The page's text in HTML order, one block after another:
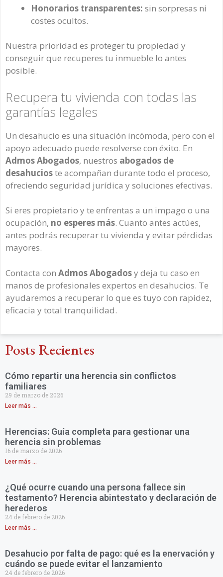
Honorarios transparentes: sin sorpresas ni
costes ocultos.
Nuestra prioridad es proteger tu propiedad y
conseguir que recuperes tu inmueble lo antes
posible.
Recupera tu vivienda con todas las
garantías legales
Un desahucio es una situación incómoda, pero con el
apoyo adecuado puede resolverse con éxito. En
Admos Abogados, nuestros abogados de
desahucioste acompañan durante todo el proceso,
ofreciendo seguridad jurídica y soluciones efectivas.
Si eres propietario y te enfrentas a un impago o una
ocupación, no esperes más. Cuanto antes actúes,
antes podrás recuperar tu vivienda y evitar pérdidas
mayores.
Contacta con Admos Abogadosy deja tu caso en
manos de profesionales expertos en desahucios. Te
ayudaremos a recuperar lo que es tuyo con rapidez,
eficacia y total tranquilidad.
Posts Recientes
Cómo repartir una herencia sin conflictos
familiares
29 de marzo de 2026
Leer más ...
Herencias: Guía completa para gestionar una
herencia sin problemas
16 de marzo de 2026
Leer más ...
¿Qué ocurre cuando una persona fallece sin
testamento? Herencia abintestato y declaración de
herederos
24 de febrero de 2026
Leer más ...
Desahucio por falta de pago: qué es la enervación y
cuándo se puede evitar el lanzamiento
24 de febrero de 2026